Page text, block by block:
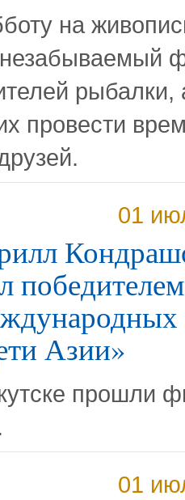
на
рыбалки,
провести
01
Азии»
прошли
01